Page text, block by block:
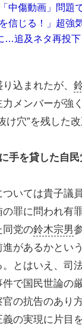
中傷動画」問題
信じる！」超強
…追及ネタ再投下
込まれたが、
メンバーが強
け穴”を残した
手を貸した自民
いては貴子議
罪に問われ有
同党の鈴木宗男
があるかとい
。とはいえ、司
で国民世論の
の抗告のあり
義の実現に片目